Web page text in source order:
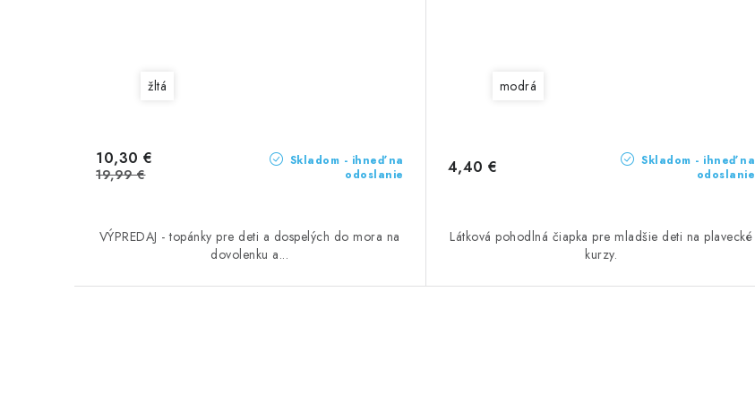
žltá
Skladom - ihneď na
odoslanie
10,30 €
19,99 €
VÝPREDAJ - topánky pre deti a dospelých do mora na
dovolenku a...
modrá
Skladom - ihneď na
odoslanie
4,40 €
Látková pohodlná čiapka pre mladšie deti na plavecké
kurzy.